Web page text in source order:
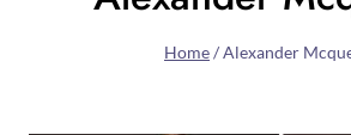
Home/Alexander